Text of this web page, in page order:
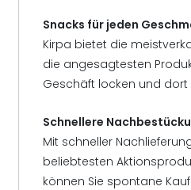
Snacks für jeden
Kirpa bietet die
die angesagtesten
Geschäft locken und dort
Schnellere
Mit schneller
beliebtesten
können Sie spontane